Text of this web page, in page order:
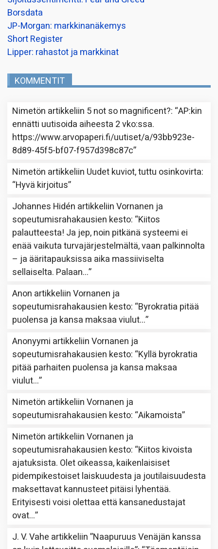
Borsdata
JP-Morgan: markkinanäkemys
Short Register
Lipper: rahastot ja markkinat
KOMMENTIT
Nimetön artikkeliin 5 not so magnificent?: “AP:kin
ennätti uutisoida aiheesta 2 vko:ssa.
https://www.arvopaperi.fi/uutiset/a/93bb923e-
8d89-45f5-bf07-f957d398c87c”
Nimetön artikkeliin Uudet kuviot, tuttu osinkovirta:
“Hyvä kirjoitus”
Johannes Hidén artikkeliinVornanen ja
sopeutumisrahakausien kesto: “Kiitos
palautteesta! Ja jep, noin pitkänä systeemi ei
enää vaikuta turvajärjestelmältä, vaan palkinnolta
– ja ääritapauksissa aika massiiviselta
sellaiselta. Palaan…”
Anon artikkeliinVornanen ja
sopeutumisrahakausien kesto: “Byrokratia pitää
puolensa ja kansa maksaa viulut…”
Anonyymi artikkeliinVornanen ja
sopeutumisrahakausien kesto: “Kyllä byrokratia
pitää parhaiten puolensa ja kansa maksaa
viulut…”
Nimetön artikkeliinVornanen ja
sopeutumisrahakausien kesto: “Aikamoista”
Nimetön artikkeliinVornanen ja
sopeutumisrahakausien kesto: “Kiitos kivoista
ajatuksista. Olet oikeassa, kaikenlaisiset
pidempikestoiset laiskuudesta ja joutilaisuudesta
maksettavat kannusteet pitäisi lyhentää.
Erityisesti voisi olettaa että kansanedustajat
ovat…”
J. V. Vahe artikkeliin”Naapuruus Venäjän kanssa